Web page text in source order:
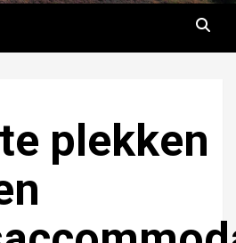
plekken